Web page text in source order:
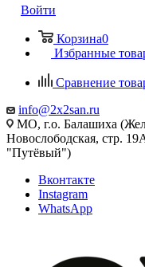
Войти
Корзина0
Избранные
Сравнение
info@2x2san.ru
МО, г.о. Балашиха
Новослободская, стр.
"Путёвый")
Вконтакте
Instagram
WhatsApp